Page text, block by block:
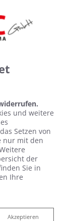
Bad
und weitere
Setzen von
nur mit den
der
Sie in
Ihre
Akzeptieren